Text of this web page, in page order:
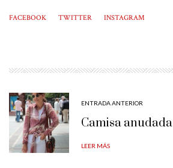
FACEBOOK TWITTER INSTAGRAM
ENTRADA ANTERIOR
Camisa anudada
LEER MÁS